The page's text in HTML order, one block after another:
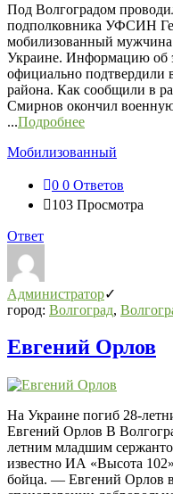
Под Волгоградом
подполковника УФСИН
мобилизованный мужчина
Украине. Информацию об
официально подтвердили
района. Как сообщили в
Смирнов окончил
...Подробнее
Мобилизованный
0 0 Ответов
103 Просмотра
Ответ
Администратор
город: Волгоград,
Евгений Орлов
На Украине погиб 28-
Евгений Орлов В
летним младшим
известно ИА «Высота
бойца. — Евгений Орлов в